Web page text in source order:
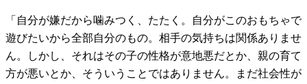
「自分が嫌だから噛みつく、たたく。自分がこのおもちゃで
遊びたいから全部自分のもの。相手の気持ちは関係ありませ
ん。しかし、それはその子の性格が意地悪だとか、親の育て
方が悪いとか、そういうことではありません。まだ社会性が